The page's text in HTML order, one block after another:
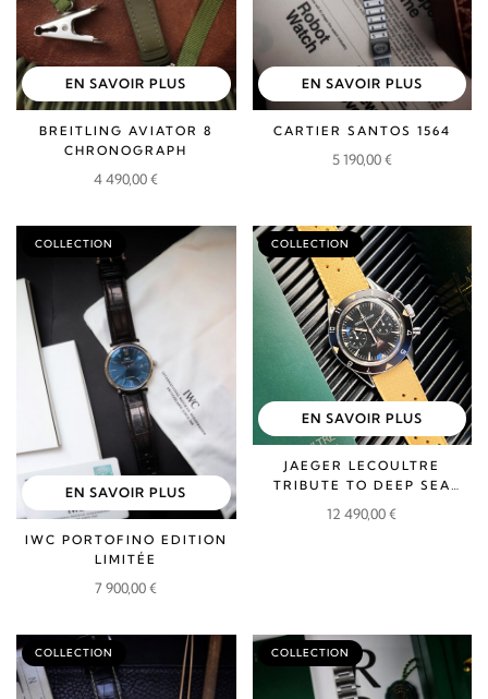
EN SAVOIR PLUS
BREITLING AVIATOR 8
CHRONOGRAPH
4 490,00€
EN SAVOIR PLUS
CARTIER SANTOS 1564
5 190,00€
EN SAVOIR PLUS
COLLECTION
IWC PORTOFINO EDITION
LIMITÉE
7 900,00€
EN SAVOIR PLUS
COLLECTION
JAEGER LECOULTRE
TRIBUTE TO DEEP SEA
CHRONO
12 490,00€
COLLECTION COLLECTION